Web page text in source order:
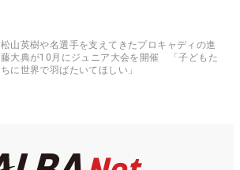
松山英樹や名選手を支えてきたプロキャディの進
藤大典が10月にジュニア大会を開催 「子どもた
ちに世界で羽ばたいてほしい」